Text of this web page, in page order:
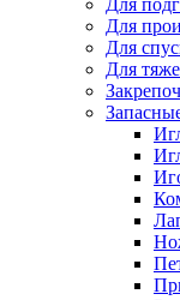
Для
Для
Для